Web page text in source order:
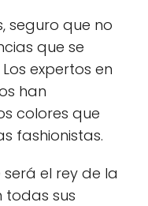
seguro que no
que se
expertos en
han
colores que
fashionistas.
el rey de la
todas sus